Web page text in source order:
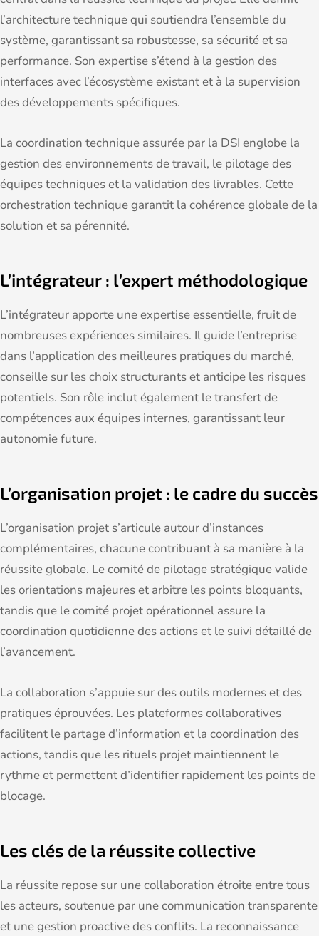
l’architecture technique qui soutiendra l’ensemble du
système, garantissant sa robustesse, sa sécurité et sa
performance. Son expertise s’étend à la gestion des
interfaces avec l’écosystème existant et à la supervision
des développements spécifiques.
La coordination technique assurée par la DSI englobe la
gestion des environnements de travail, le pilotage des
équipes techniques et la validation des livrables. Cette
orchestration technique garantit la cohérence globale de la
solution et sa pérennité.
L’intégrateur : l’expert méthodologique
L’intégrateur apporte une expertise essentielle, fruit de
nombreuses expériences similaires. Il guide l’entreprise
dans l’application des meilleures pratiques du marché,
conseille sur les choix structurants et anticipe les risques
potentiels. Son rôle inclut également le transfert de
compétences aux équipes internes, garantissant leur
autonomie future.
L’organisation projet : le cadre du succès
L’organisation projet s’articule autour d’instances
complémentaires, chacune contribuant à sa manière à la
réussite globale. Le comité de pilotage stratégique valide
les orientations majeures et arbitre les points bloquants,
tandis que le comité projet opérationnel assure la
coordination quotidienne des actions et le suivi détaillé de
l’avancement.
La collaboration s’appuie sur des outils modernes et des
pratiques éprouvées. Les plateformes collaboratives
facilitent le partage d’information et la coordination des
actions, tandis que les rituels projet maintiennent le
rythme et permettent d’identifier rapidement les points de
blocage.
Les clés de la réussite collective
La réussite repose sur une collaboration étroite entre tous
les acteurs, soutenue par une communication transparente
et une gestion proactive des conflits. La reconnaissance